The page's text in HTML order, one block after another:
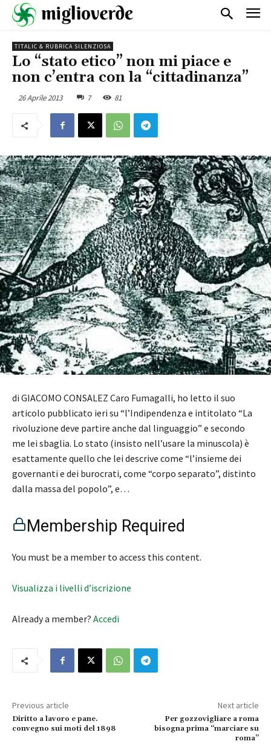
TITALIC & RUBRICA SILENZIOSA
Lo “stato etico” non mi piace e
non c’entra con la “cittadinanza”
26 Aprile 2013 7 81
di GIACOMO CONSALEZ Caro Fumagalli, ho letto il suo
articolo pubblicato ieri su “l’Indipendenza e intitolato “La
rivoluzione deve partire anche dal linguaggio” e secondo
me lei sbaglia. Lo stato (insisto nell’usare la minuscola) è
esattamente quello che lei descrive come “l’insieme dei
governanti e dei burocrati, come “corpo separato”, distinto
dalla massa del popolo”, e…
Membership Required
You must be a member to access this content.
Visualizza i livelli d’iscrizione
Already a member? Accedi
Previous article
Diritto a lavoro e pane.
convegno sui moti del 1898
Next article
Per gozzovigliare a roma
bisogna prima “marciare su
roma”